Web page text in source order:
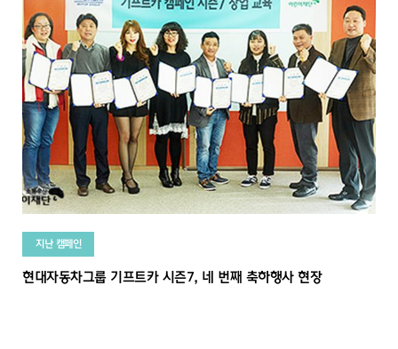
지난 캠페인
현대자동차그룹 기프트카 시즌7, 네 번째 축하행사 현장